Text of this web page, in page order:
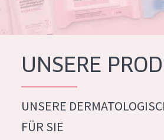
PRODUKTTYP
Feuchtigkeit und Ausstrahlung
ALLE PRODUKTE
Über uns
Inspiration
Kontakt
French
UNSERE
UNSERE
FÜR SIE